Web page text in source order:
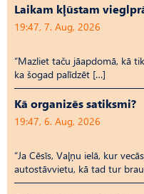
Laikam kļūstam
19:47, 7. Aug, 2026
“Mazliet taču jāapdomā, kā
ka šogad palīdzēt […]
Kā organizēs satiksmi?
19:47, 6. Aug, 2026
“Ja Cēsīs, Vaļņu ielā, kur
autostāvvietu, kā tad tur